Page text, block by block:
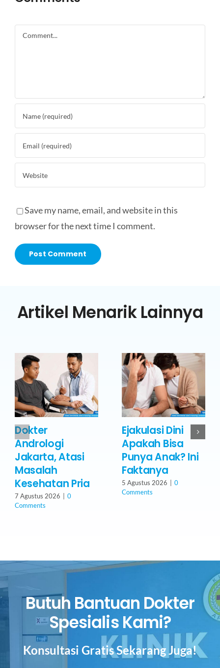
Comment
Save my name, email, and website in this
browser for the next time I comment.
Artikel Menarik Lainnya
Dokter
Andrologi
Jakarta, Atasi
Masalah
Kesehatan Pria
7 Agustus 2026
0
Comments
Ejakulasi Dini
Apakah Bisa
Punya Anak? Ini
Faktanya
5 Agustus 2026
0
Comments
Butuh Bantuan Dokter
Spesialis Kami?
Konsultasi Gratis Sekarang Juga!